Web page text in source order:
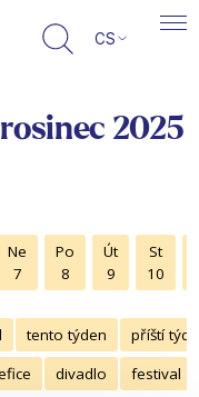
CS
2025
Ne
7
Po
8
Út
9
St
10
tento týden
příští
divadlo festival